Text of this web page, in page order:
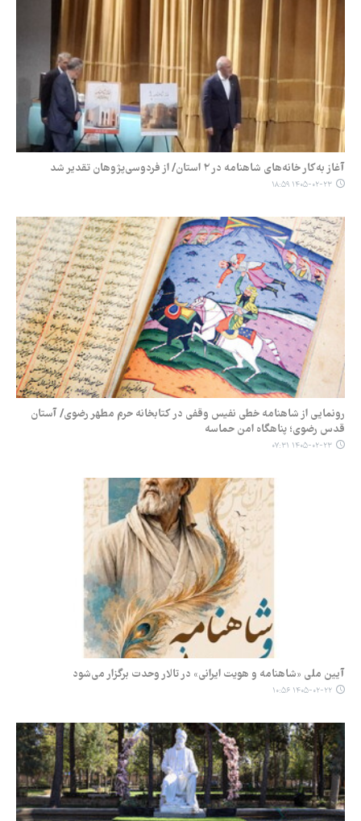
آغاز به‌کار خانه‌های شاهنامه در ۲ استان/ از فردوسی‌پژوهان تقدیر شد
۱۴۰۵-۰۲-۲۳ ۱۸:۵۹
رونمایی از شاهنامه خطی نفیس وقفی در کتابخانه حرم مطهر رضوی/ آستان
قدس رضوی؛ پناهگاه امن حماسه
۱۴۰۵-۰۲-۲۳ ۰۷:۳۱
آیین ملی «شاهنامه و هویت ایرانی» در تالار وحدت برگزار می‌شود
۱۴۰۵-۰۲-۲۲ ۱۰:۵۶